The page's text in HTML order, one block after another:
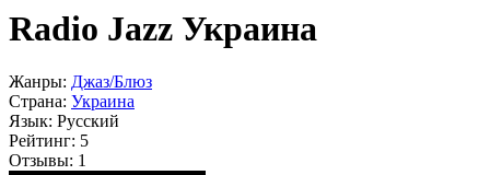
Radio Jazz Украина
Жанры: Джаз/Блюз
Страна: Украина
Язык: Русский
Рейтинг: 5
Отзывы: 1